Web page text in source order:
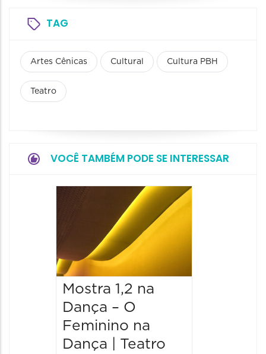
TAG
Artes Cênicas Cultural Cultura PBH
Teatro
VOCÊ TAMBÉM PODE SE INTERESSAR
Mostra 1,2 na
Dança – O
Feminino na
Dança | Teatro